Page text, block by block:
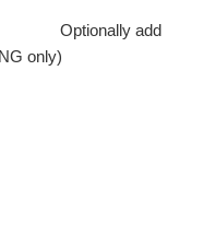
Optionally add
only)